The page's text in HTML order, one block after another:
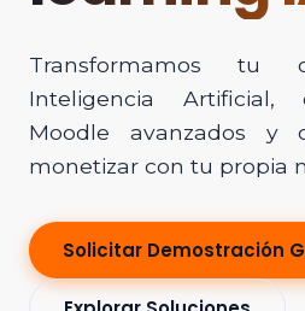
Transformamos tu
Inteligencia Artificial,
Moodle avanzados y
monetizar con tu propia
Solicitar Demostración